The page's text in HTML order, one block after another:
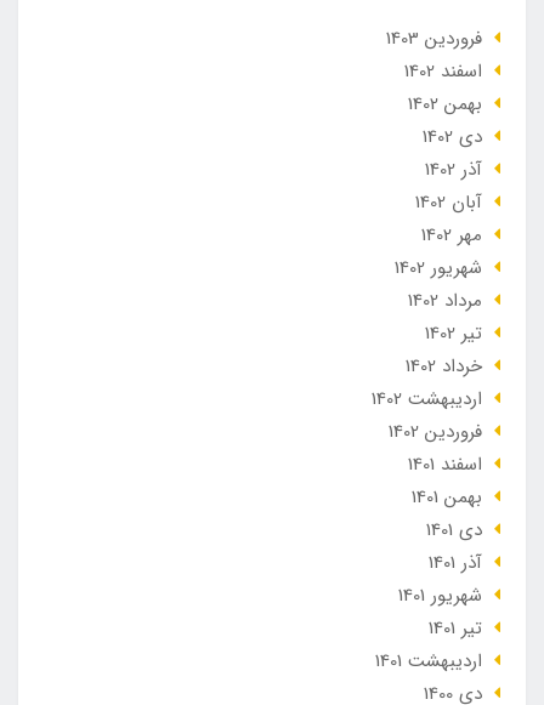
فروردین 1403
اسفند 1402
بهمن 1402
دی 1402
آذر 1402
آبان 1402
مهر 1402
شهریور 1402
مرداد 1402
تير 1402
خرداد 1402
ارديبهشت 1402
فروردین 1402
اسفند 1401
بهمن 1401
دی 1401
آذر 1401
شهریور 1401
تير 1401
ارديبهشت 1401
دی 1400